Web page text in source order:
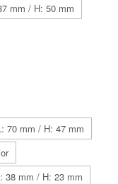
mm / H: 50 mm
70 mm / H: 47 mm
38 mm / H: 23 mm